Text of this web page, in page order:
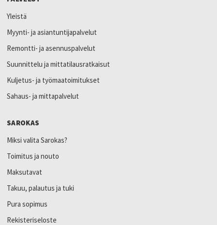
Yleistä
Myynti- ja asiantuntijapalvelut
Remontti- ja asennuspalvelut
Suunnittelu ja mittatilausratkaisut
Kuljetus- ja työmaatoimitukset
Sahaus- ja mittapalvelut
SAROKAS
Miksi valita Sarokas?
Toimitus ja nouto
Maksutavat
Takuu, palautus ja tuki
Pura sopimus
Rekisteriseloste